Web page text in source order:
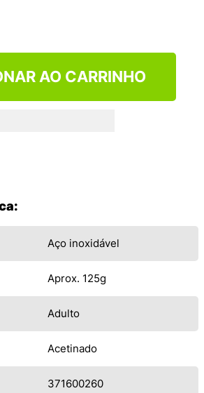
AO CARRINHO
Aço inoxidável
Aprox. 125g
Adulto
Acetinado
371600260
ULTRARANGE